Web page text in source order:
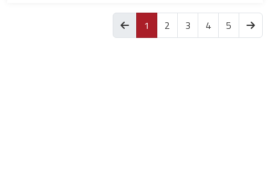
1 items.current
2 3 4 5